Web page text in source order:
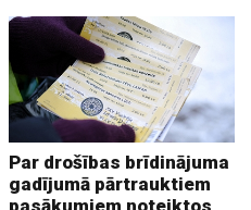
Par drošības brīdinājuma
gadījumā pārtrauktiem